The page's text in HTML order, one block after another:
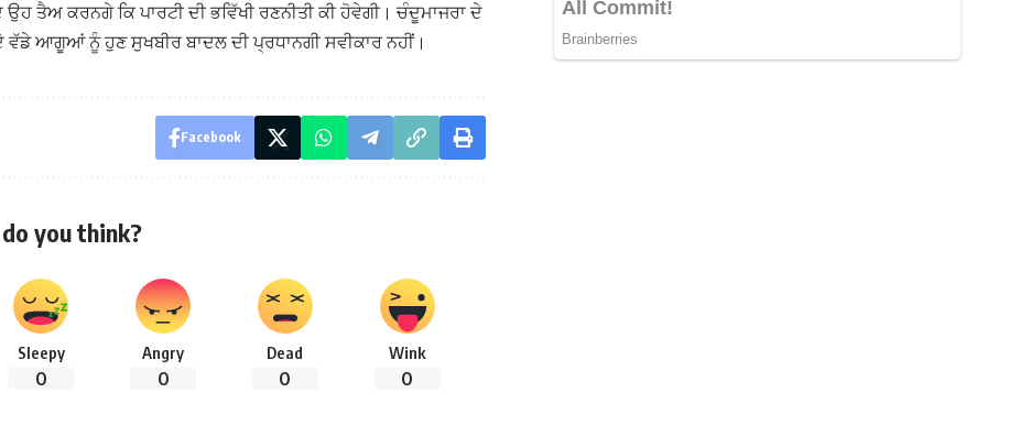
ਤੈਅ ਕਰਨਗੇ ਕਿ ਪਾਰਟੀ ਦੀ ਭਵਿੱਖੀ ਰਣਨੀਤੀ ਕੀ ਹੋਵੇਗੀ। ਚੰਦੂਮਾਜਰਾ ਦੇ
ਆਗੂਆਂ ਨੂੰ ਹੁਣ ਸੁਖਬੀਰ ਬਾਦਲ ਦੀ ਪ੍ਰਧਾਨਗੀ ਸਵੀਕਾਰ ਨਹੀਂ।
Facebook
you think?
Sleepy
0
Angry
0
Dead
0
Wink
0